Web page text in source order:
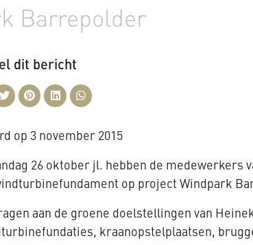
Barrepolder
dit bericht
op 3 november 2015
26 oktober jl. hebben de medewerkers
op project Windpark
aan de groene doelstellingen van
kraanopstelplaatsen,